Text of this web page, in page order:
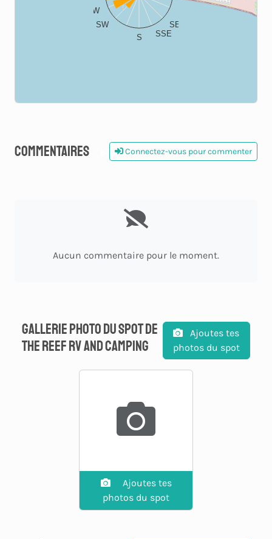
SE
SSE
S
SW
WSW
Commentaires Connectez-vous pour commenter
Aucun commentaire pour le moment.
Gallerie photo du spot de
The Reef RV and Camping
Ajoutes tes
photos du spot
Ajoutes tes
photos du spot